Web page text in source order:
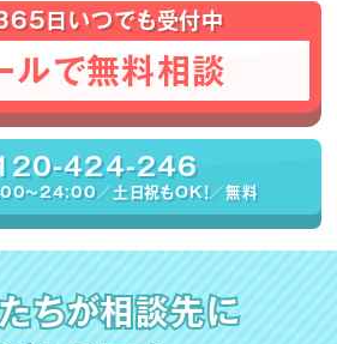
日いつでも受付中
ルで無料相談
424-246
〜24:00／土日祝もOK！／無料
ちが相談先に